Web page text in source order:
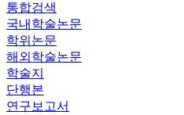
통합검색
국내학술논문
학위논문
해외학술논문
학술지
단행본
연구보고서